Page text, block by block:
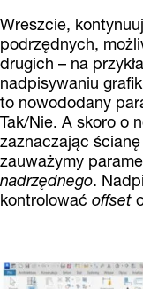
Wreszcie,
podrzędnych,
drugich – na
nadpisywaniu
to nowododany
Tak/Nie. A skoro o
zaznaczając
zauważymy
nadrzędnego.
kontrolować offset